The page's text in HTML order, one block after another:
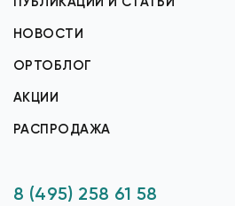
НОВОСТИ
ОРТОБЛОГ
АКЦИИ
РАСПРОДАЖА
8 (495) 258 61 58